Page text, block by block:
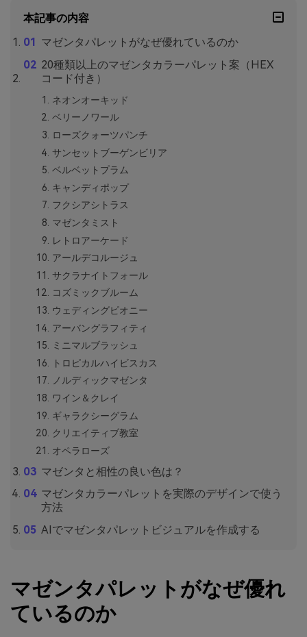
本記事の内容
マゼンタパレットがなぜ優れているのか
20種類以上のマゼンタカラーパレット案（HEX
コード付き）
ネオンオーキッド
ベリーノワール
ローズクォーツパンチ
サンセットブーゲンビリア
ベルベットプラム
キャンディポップ
フクシアシトラス
マゼンタミスト
レトロアーケード
アールデコルージュ
サクラナイトフォール
コズミックブルーム
ウェディングピオニー
アーバングラフィティ
ミニマルブラッシュ
トロピカルハイビスカス
ノルディックマゼンタ
ワイン＆クレイ
ギャラクシーグラム
クリエイティブ教室
オペラローズ
マゼンタと相性の良い色は？
マゼンタカラーパレットを実際のデザインで使う
方法
AIでマゼンタパレットビジュアルを作成する
マゼンタパレットがなぜ優れ
ているのか